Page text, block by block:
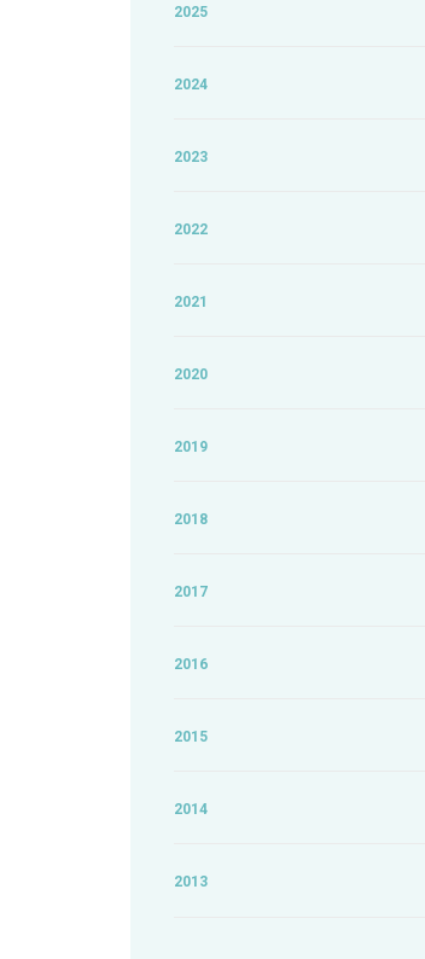
2025
2024
2023
2022
2021
2020
2019
2018
2017
2016
2015
2014
2013